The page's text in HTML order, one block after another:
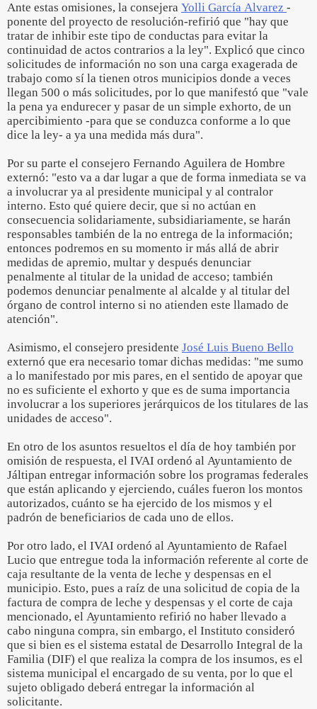
Ante estas omisiones, la consejera Yolli García Alvarez -
ponente del proyecto de resolución-refirió que "hay que
tratar de inhibir este tipo de conductas para evitar la
continuidad de actos contrarios a la ley". Explicó que cinco
solicitudes de información no son una carga exagerada de
trabajo como sí la tienen otros municipios donde a veces
llegan 500 o más solicitudes, por lo que manifestó que "vale
la pena ya endurecer y pasar de un simple exhorto, de un
apercibimiento -para que se conduzca conforme a lo que
dice la ley- a ya una medida más dura".
Por su parte el consejero Fernando Aguilera de Hombre
externó: "esto va a dar lugar a que de forma inmediata se va
a involucrar ya al presidente municipal y al contralor
interno. Esto qué quiere decir, que si no actúan en
consecuencia solidariamente, subsidiariamente, se harán
responsables también de la no entrega de la información;
entonces podremos en su momento ir más allá de abrir
medidas de apremio, multar y después denunciar
penalmente al titular de la unidad de acceso; también
podemos denunciar penalmente al alcalde y al titular del
órgano de control interno si no atienden este llamado de
atención".
Asimismo, el consejero presidente José Luis Bueno Bello
externó que era necesario tomar dichas medidas: "me sumo
a lo manifestado por mis pares, en el sentido de apoyar que
no es suficiente el exhorto y que es de suma importancia
involucrar a los superiores jerárquicos de los titulares de las
unidades de acceso".
En otro de los asuntos resueltos el día de hoy también por
omisión de respuesta, el IVAI ordenó al Ayuntamiento de
Jáltipan entregar información sobre los programas federales
que están aplicando y ejerciendo, cuáles fueron los montos
autorizados, cuánto se ha ejercido de los mismos y el
padrón de beneficiarios de cada uno de ellos.
Por otro lado, el IVAI ordenó al Ayuntamiento de Rafael
Lucio que entregue toda la información referente al corte de
caja resultante de la venta de leche y despensas en el
municipio. Esto, pues a raíz de una solicitud de copia de la
factura de compra de leche y despensas y el corte de caja
mencionado, el Ayuntamiento refirió no haber llevado a
cabo ninguna compra, sin embargo, el Instituto consideró
que si bien es el sistema estatal de Desarrollo Integral de la
Familia (DIF) el que realiza la compra de los insumos, es el
sistema municipal el encargado de su venta, por lo que el
sujeto obligado deberá entregar la información al
solicitante.